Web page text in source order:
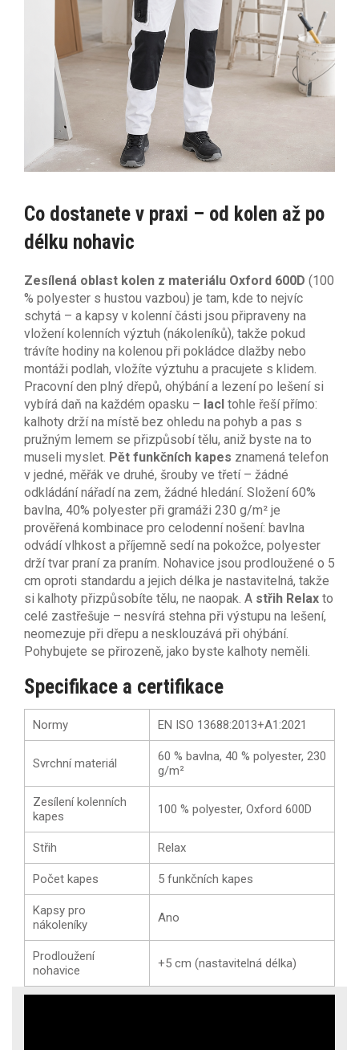
Co dostanete v praxi – od kolen až po
délku nohavic
Zesílená oblast kolen z materiálu Oxford 600D (100
% polyester s hustou vazbou) je tam, kde to nejvíc
schytá – a kapsy v kolenní části jsou připraveny na
vložení kolenních výztuh (nákoleníků), takže pokud
trávíte hodiny na kolenou při pokládce dlažby nebo
montáži podlah, vložíte výztuhu a pracujete s klidem.
Pracovní den plný dřepů, ohýbání a lezení po lešení si
vybírá daň na každém opasku – lacl tohle řeší přímo:
kalhoty drží na místě bez ohledu na pohyb a pas s
pružným lemem se přizpůsobí tělu, aniž byste na to
museli myslet. Pět funkčních kapes znamená telefon
v jedné, měřák ve druhé, šrouby ve třetí – žádné
odkládání nářadí na zem, žádné hledání. Složení 60%
bavlna, 40% polyester při gramáži 230 g/m² je
prověřená kombinace pro celodenní nošení: bavlna
odvádí vlhkost a příjemně sedí na pokožce, polyester
drží tvar praní za praním. Nohavice jsou prodloužené o 5
cm oproti standardu a jejich délka je nastavitelná, takže
si kalhoty přizpůsobíte tělu, ne naopak. A střih Relax to
celé zastřešuje – nesvírá stehna při výstupu na lešení,
neomezuje při dřepu a nesklouzává při ohýbání.
Pohybujete se přirozeně, jako byste kalhoty neměli.
Specifikace a certifikace
Normy EN ISO 13688:2013+A1:2021
Svrchní materiál
60 % bavlna, 40 % polyester, 230
g/m²
Zesílení kolenních
kapes
100 % polyester, Oxford 600D
Střih Relax
Počet kapes 5 funkčních kapes
Kapsy pro
nákoleníky
Ano
Prodloužení
nohavice
+5 cm (nastavitelná délka)